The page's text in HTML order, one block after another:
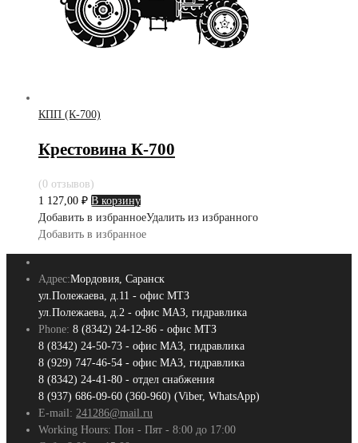
КПП (К-700)
Крестовина К-700
(0 отзывов)
1 127,00 ₽ В корзину
Добавить в избранноеУдалить из избранного
Добавить в избранное
Адрес:Мордовия, Саранск
ул.Полежаева, д.11 - офис МТЗ
ул.Полежаева, д.2 - офис МАЗ, гидравлика
Phone: 8 (8342) 24-12-86 - офис МТЗ
8 (8342) 24-50-73 - офис МАЗ, гидравлика
8 (929) 747-46-54 - офис МАЗ, гидравлика
8 (8342) 24-41-80 - отдел снабжения
8 (937) 686-09-60 (360-960) (Viber, WhatsApp)
E-mail: 241286@mail.ru
Working Hours: Пон - Пят - 8:00 до 17:00